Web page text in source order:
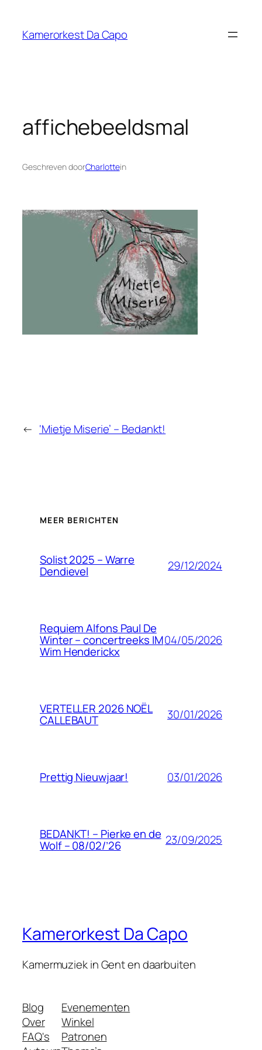
Kamerorkest Da Capo
affichebeeldsmal
Geschreven doorCharlottein
← ‘Mietje Miserie’ – Bedankt!
MEER BERICHTEN
Solist 2025 – Warre
Dendievel 29/12/2024
Requiem Alfons Paul De
Winter – concertreeks IM
Wim Henderickx
04/05/2026
VERTELLER 2026 NOËL
CALLEBAUT 30/01/2026
Prettig Nieuwjaar! 03/01/2026
BEDANKT! – Pierke en de
Wolf – 08/02/’26 23/09/2025
Kamerorkest Da Capo
Kamermuziek in Gent en daarbuiten
Blog
Over
FAQ's
Evenementen
Winkel
Patronen